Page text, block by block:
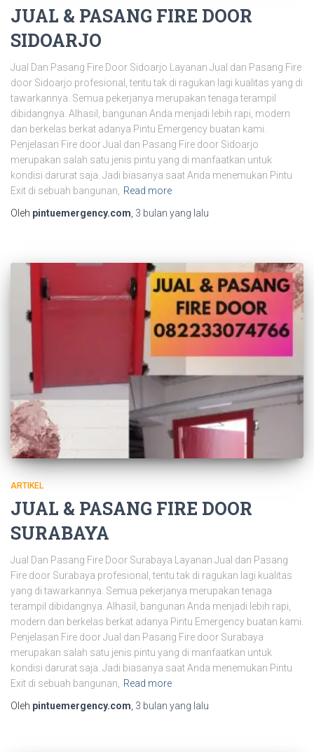
JUAL & PASANG FIRE DOOR
SIDOARJO
Jual Dan Pasang Fire Door Sidoarjo Layanan Jual dan Pasang Fire
door Sidoarjo profesional, tentu tak di ragukan lagi kualitas yang di
tawarkannya. Semua pekerjanya merupakan tenaga terampil
dibidangnya. Alhasil, bangunan Anda menjadi lebih rapi, modern
dan berkelas berkat adanya Pintu Emergency buatan kami.
Penjelasan Fire door Jual dan Pasang Fire door Sidoarjo
merupakan salah satu jenis pintu yang di manfaatkan untuk
kondisi darurat saja. Jadi biasanya saat Anda menemukan Pintu
Exit di sebuah bangunan,
Read more
Oleh pintuemergency.com 3 bulan yang lalu
ARTIKEL
JUAL & PASANG FIRE DOOR
SURABAYA
Jual Dan Pasang Fire Door Surabaya Layanan Jual dan Pasang
Fire door Surabaya profesional, tentu tak di ragukan lagi kualitas
yang di tawarkannya. Semua pekerjanya merupakan tenaga
terampil dibidangnya. Alhasil, bangunan Anda menjadi lebih rapi,
modern dan berkelas berkat adanya Pintu Emergency buatan kami.
Penjelasan Fire door Jual dan Pasang Fire door Surabaya
merupakan salah satu jenis pintu yang di manfaatkan untuk
kondisi darurat saja. Jadi biasanya saat Anda menemukan Pintu
Exit di sebuah bangunan,
Read more
Oleh pintuemergency.com 3 bulan yang lalu